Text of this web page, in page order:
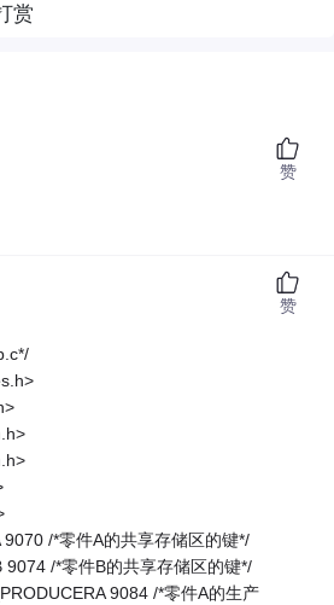
赏
赞
9070 /*零件A的共享存储区的键*/
9074 /*零件B的共享存储区的键*/
9084 /*零件A的生产
赞